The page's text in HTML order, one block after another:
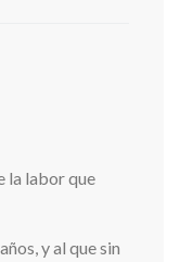
la labor que
y al que sin